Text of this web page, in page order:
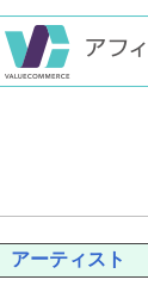
アーティスト